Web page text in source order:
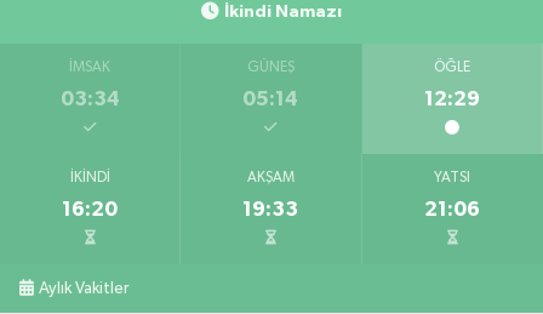
İkindi Namazı
İMSAK
03:34
GÜNEŞ
05:14
ÖĞLE
12:29
İKINDI
16:20
AKŞAM
19:33
YATSI
21:06
Aylık Vakitler